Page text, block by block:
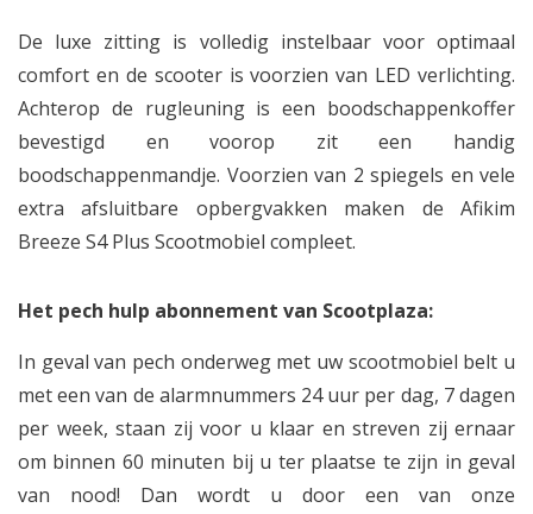
De luxe zitting is volledig instelbaar voor optimaal
comfort en de scooter is voorzien van LED verlichting.
Achterop de rugleuning is een boodschappenkoffer
bevestigd en voorop zit een handig
boodschappenmandje. Voorzien van 2 spiegels en vele
extra afsluitbare opbergvakken maken de Afikim
Breeze S4 Plus Scootmobiel compleet.
Het pech hulp abonnement van Scootplaza:
In geval van pech onderweg met uw scootmobiel belt u
met een van de alarmnummers 24 uur per dag, 7 dagen
per week, staan zij voor u klaar en streven zij ernaar
om binnen 60 minuten bij u ter plaatse te zijn in geval
van nood! Dan wordt u door een van onze